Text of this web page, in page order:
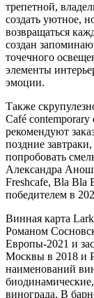
трепетной,
создать уютное,
возвращаться
создан
точечного
элементы
эмоции.
Также
Café
рекомендуют
поздние
попробовать
Александра
Freshcafe, Bla Bla
победителем в
Винная карта
Романом
Европы-2021 и
Москвы в 2018 и
наименований
винограда. В